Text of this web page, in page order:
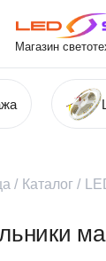
Магазин
/ Каталог /